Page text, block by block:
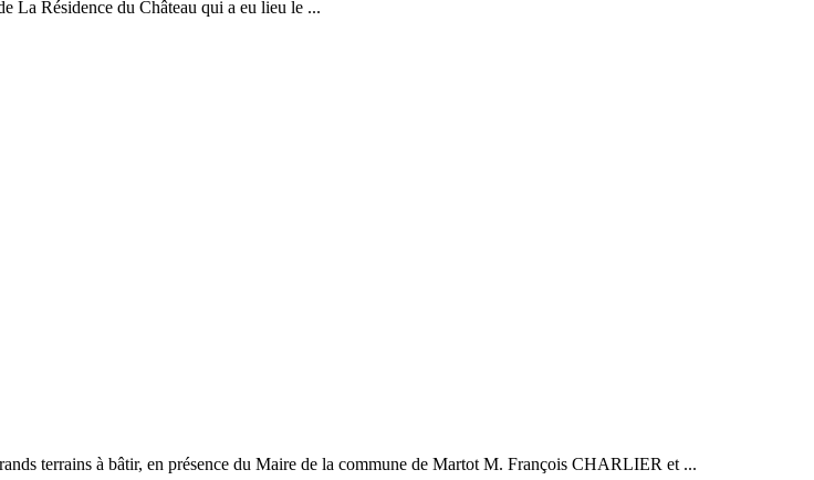
La Résidence du Château qui a eu lieu le ...
terrains à bâtir, en présence du Maire de la commune de Martot M. François CHARLIER et ...